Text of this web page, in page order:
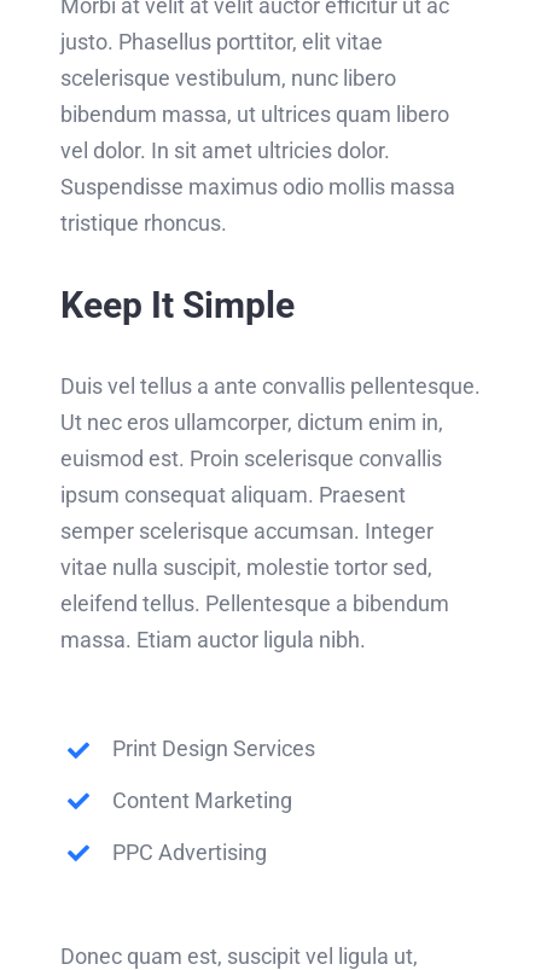
Morbi at velit at velit auctor efficitur ut ac
justo. Phasellus porttitor, elit vitae
scelerisque vestibulum, nunc libero
bibendum massa, ut ultrices quam libero
vel dolor. In sit amet ultricies dolor.
Suspendisse maximus odio mollis massa
tristique rhoncus.
Keep It Simple
Duis vel tellus a ante convallis pellentesque.
Ut nec eros ullamcorper, dictum enim in,
euismod est. Proin scelerisque convallis
ipsum consequat aliquam. Praesent
semper scelerisque accumsan. Integer
vitae nulla suscipit, molestie tortor sed,
eleifend tellus. Pellentesque a bibendum
massa. Etiam auctor ligula nibh.
Print Design Services
Content Marketing
PPC Advertising
Donec quam est, suscipit vel ligula ut,